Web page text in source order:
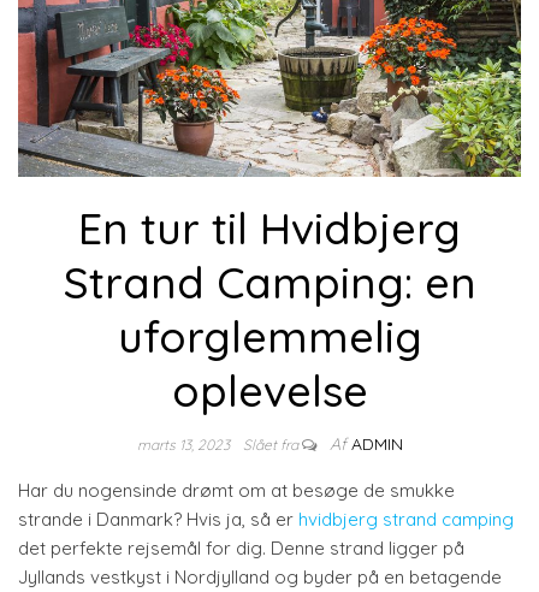
En tur til Hvidbjerg
Strand Camping: en
uforglemmelig
oplevelse
marts 13, 2023 Slået fra Af ADMIN
Har du nogensinde drømt om at besøge de smukke
strande i Danmark? Hvis ja, så er hvidbjerg strand camping
det perfekte rejsemål for dig. Denne strand ligger på
Jyllands vestkyst i Nordjylland og byder på en betagende